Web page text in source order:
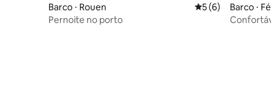
Barco ⋅ Rouen 5 de uma
5 (6)
Pernoite no porto
Barco ⋅